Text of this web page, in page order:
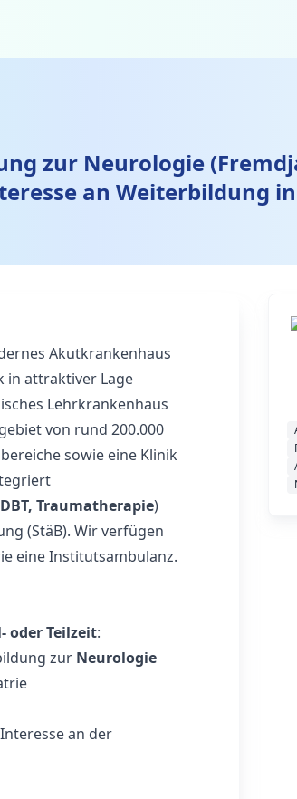
zur Neurologie
an Weiterbildung in
Akutkrankenhaus
in attraktiver Lage
Lehrkrankenhaus
von rund 200.000
sowie eine Klinik
DBT, Traumatherapie)
(StäB). Wir verfügen
eine Institutsambulanz.
oder Teilzeit:
zur Neurologie
an der